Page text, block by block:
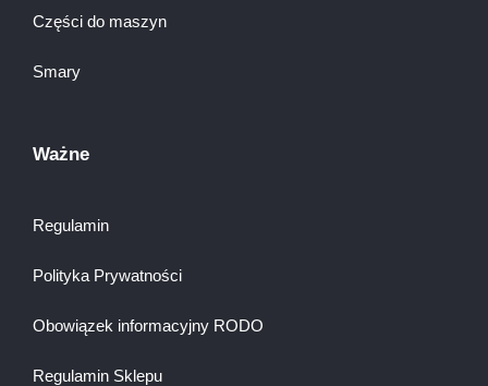
Części do maszyn
Smary
Ważne
Regulamin
Polityka Prywatności
Obowiązek informacyjny RODO
Regulamin Sklepu